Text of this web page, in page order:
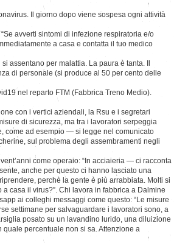
Il giorno dopo viene sospesa ogni attività
avverti sintomi di infezione respiratoria e/o
a casa e contatta il tuo medico
assentano per malattia. La paura è tanta. Il
di personale (si produce al 50 per cento delle
nel reparto FTM (Fabbrica Treno Medio).
con i vertici aziendali, la Rsu e i segretari
di sicurezza, ma tra i lavoratori serpeggia
come ad esempio — si legge nel comunicato
sul problema degli assembramenti negli
come operaio: “In acciaieria — ci racconta
anche per questo ci hanno lasciato una
perchè la gente è più arrabbiata. Molti si
casa il virus?”. Chi lavora in fabbrica a Dalmine
ai colleghi messaggi come questo: “Le misure
settimane per salvaguardare i lavoratori sono, a
posato su un lavandino lurido, una diluizione
percentuale non si sa. Attenzione a